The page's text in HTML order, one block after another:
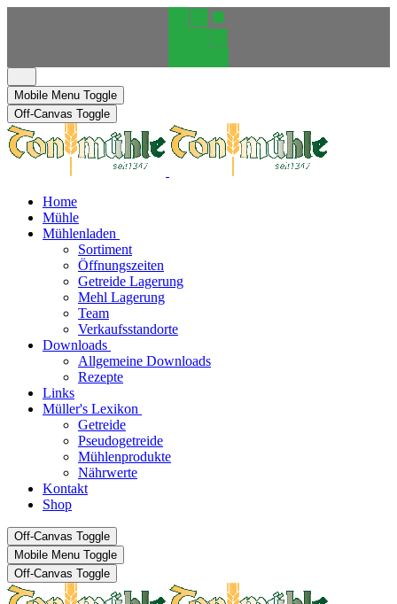
Mobile Menu Toggle
Off-Canvas Toggle
Home
Mühle
Mühlenladen
Sortiment
Öffnungszeiten
Getreide Lagerung
Mehl Lagerung
Team
Verkaufsstandorte
Downloads
Allgemeine Downloads
Rezepte
Links
Müller's Lexikon
Getreide
Pseudogetreide
Mühlenprodukte
Nährwerte
Kontakt
Shop
Off-Canvas Toggle
Mobile Menu Toggle
Off-Canvas Toggle